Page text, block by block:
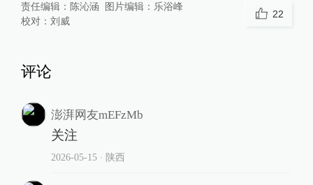
责任编辑： 陈沁涵 图片编辑： 乐浴峰
校对： 刘威
22
评论
澎湃网友mEFzMb
关注
2026-05-15∙ 陕西